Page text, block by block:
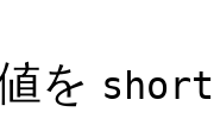
を short